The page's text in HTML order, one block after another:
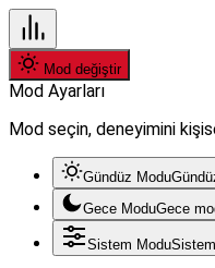
Mod değiştir
Mod Ayarları
Mod seçin, deneyimini
Gündüz Modu
Gece ModuGece
Sistem Modu